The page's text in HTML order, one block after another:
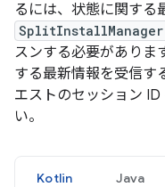
るには、状態に関する
スンする必要がありま
する最新情報を受信す
エストのセッション
い。
Kotlin Java